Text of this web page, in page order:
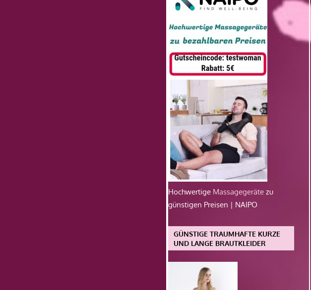
Hochwertige Massagegeräte zu
günstigen Preisen | NAIPO
GÜNSTIGE TRAUMHAFTE KURZE
UND LANGE BRAUTKLEIDER